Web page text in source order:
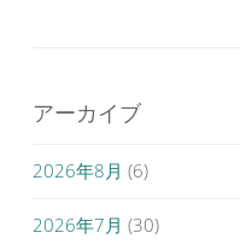
アーカイブ
2026年8月 (6)
2026年7月 (30)